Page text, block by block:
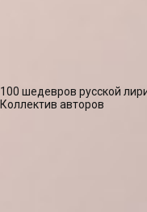
100 шедевров русской
Коллектив авторов